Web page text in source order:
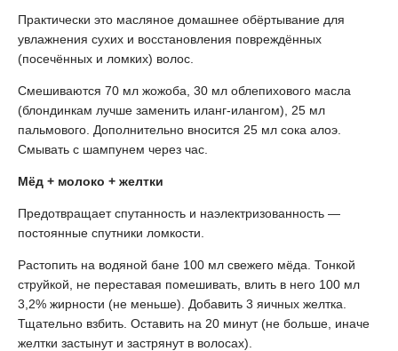
Практически это масляное домашнее обёртывание для
увлажнения сухих и восстановления повреждённых
(посечённых и ломких) волос.
Смешиваются 70 мл жожоба, 30 мл облепихового масла
(блондинкам лучше заменить иланг-илангом), 25 мл
пальмового. Дополнительно вносится 25 мл сока алоэ.
Смывать с шампунем через час.
Мёд + молоко + желтки
Предотвращает спутанность и наэлектризованность —
постоянные спутники ломкости.
Растопить на водяной бане 100 мл свежего мёда. Тонкой
струйкой, не переставая помешивать, влить в него 100 мл
3,2% жирности (не меньше). Добавить 3 яичных желтка.
Тщательно взбить. Оставить на 20 минут (не больше, иначе
желтки застынут и застрянут в волосах).